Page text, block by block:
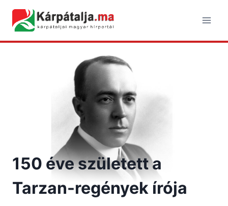
content
150 éve született a
Tarzan-regények írója